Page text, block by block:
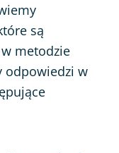
są
metodzie
odpowiedzi w